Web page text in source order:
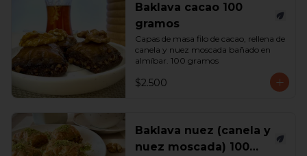
Baklava cacao 100
gramos
Capas de masa filo de cacao, rellena de
canela y nuez moscada bañado en
almíbar. 100 gramos
$2.500
Baklava nuez (canela y
nuez moscada) 100